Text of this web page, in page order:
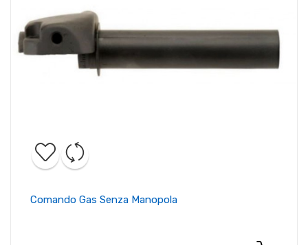
Comando Gas Senza Manopola